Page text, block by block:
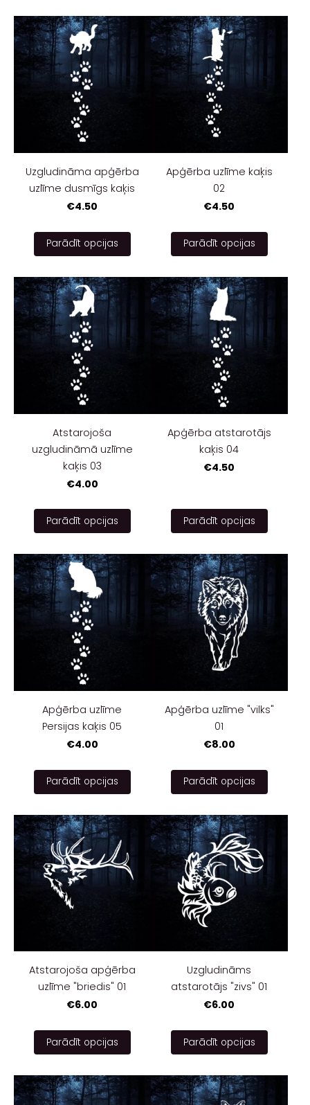
Uzgludināma apģērba
uzlīme dusmīgs kaķis
€4.50
Parādīt opcijas
Apģērba uzlīme kaķis
02
€4.50
Parādīt opcijas
Atstarojoša
uzgludināmā uzlīme
kaķis 03
€4.00
Parādīt opcijas
Apģērba atstarotājs
kaķis 04
€4.50
Parādīt opcijas
Apģērba uzlīme
Persijas kaķis 05
€4.00
Parādīt opcijas
Apģērba uzlīme "vilks"
01
€8.00
Parādīt opcijas
Atstarojoša apģērba
uzlīme "briedis" 01
€6.00
Parādīt opcijas
Uzgludināms
atstarotājs "zivs" 01
€6.00
Parādīt opcijas